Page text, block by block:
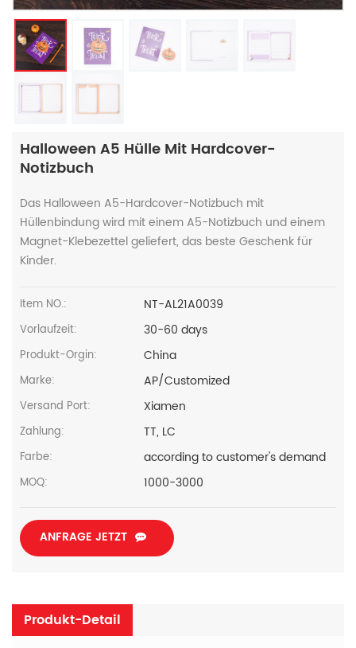
Halloween A5 Hülle Mit Hardcover-
Notizbuch
Das Halloween A5-Hardcover-Notizbuch mit
Hüllenbindung wird mit einem A5-Notizbuch und einem
Magnet-Klebezettel geliefert, das beste Geschenk für
Kinder.
Item NO.: NT-AL21A0039
Vorlaufzeit: 30-60 days
Produkt-Orgin: China
Marke: AP/Customized
Versand Port: Xiamen
Zahlung: TT, LC
Farbe: according to customer's demand
MOQ: 1000-3000
ANFRAGE JETZT
Produkt-Detail